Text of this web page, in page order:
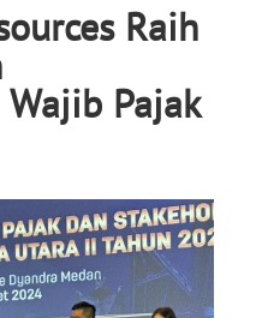
Raih
Pajak